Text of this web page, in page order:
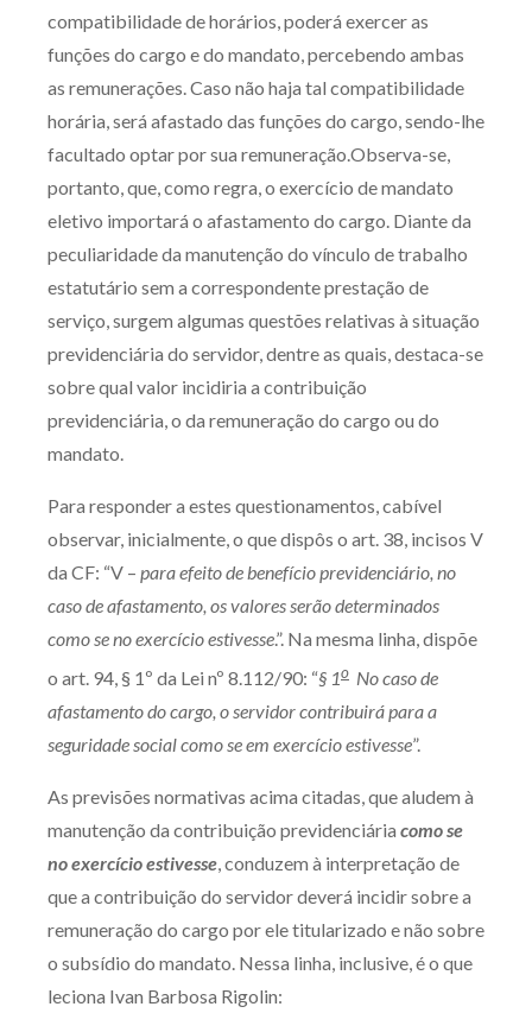
Av. Sete de Setembro, 4698
Batel
CEP 80240-000
Telefone (41) 2109-8666
Whatsapp (41) 98881-6616
compatibilidade de horários, poderá exercer as
funções do cargo e do mandato, percebendo ambas
as remunerações. Caso não haja tal compatibilidade
horária, será afastado das funções do cargo, sendo-lhe
facultado optar por sua remuneração.Observa-se,
portanto, que, como regra, o exercício de mandato
eletivo importará o afastamento do cargo. Diante da
peculiaridade da manutenção do vínculo de trabalho
estatutário sem a correspondente prestação de
serviço, surgem algumas questões relativas à situação
previdenciária do servidor, dentre as quais, destaca-se
sobre qual valor incidiria a contribuição
previdenciária, o da remuneração do cargo ou do
mandato.
Para responder a estes questionamentos, cabível
observar, inicialmente, o que dispôs o art. 38, incisos V
da CF: “V – para efeito de benefício previdenciário, no
caso de afastamento, os valores serão determinados
como se no exercício estivesse.”. Na mesma linha, dispõe
o art. 94, § 1º da Lei nº 8.112/90: “§ 1o No caso de
afastamento do cargo, o servidor contribuirá para a
seguridade social como se em exercício estivesse”.
As previsões normativas acima citadas, que aludem à
manutenção da contribuição previdenciária como se
no exercício estivesse, conduzem à interpretação de
que a contribuição do servidor deverá incidir sobre a
remuneração do cargo por ele titularizado e não sobre
o subsídio do mandato. Nessa linha, inclusive, é o que
leciona Ivan Barbosa Rigolin: